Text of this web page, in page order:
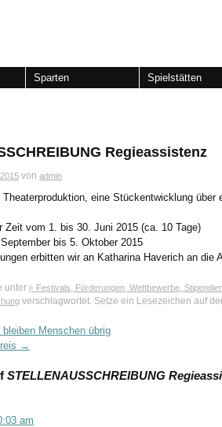
Sparten Spielstätten
Regieassistenz
von admin
Theaterproduktion, eine Stückentwicklung
Zeit vom 1. bis 30. Juni 2015 (ca. 10 Tage)
bis 5. Oktober 2015
erbitten wir an Katharina Haverich an die
unter j- Festivals, Förderungen, Wettbewerbe,
verschlagwortet. Setze ein Lesezeichen auf
bleiben Menschen übrig
→
STELLENAUSSCHREIBUNG
am